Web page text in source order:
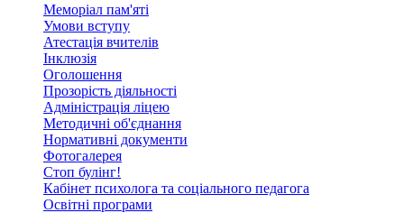
Меморіал пам'яті
Умови вступу
Атестація вчителів
Інклюзія
Оголошення
Прозорість діяльності
Адміністрація ліцею
Методичні об'єднання
Нормативні документи
Фотогалерея
Стоп булінг!
Кабінет психолога та соціального педагога
Освітні програми